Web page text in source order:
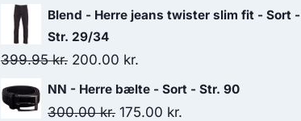
price
260.00 kr..
price
Blend - Herre jeans twister slim fit - Sort -
Str. 29/34
399.95kr. Original
price
was:
200.00 kr.
price
is:
NN - Herre bælte - Sort - Str. 90
300.00kr. Original
175.00 kr.